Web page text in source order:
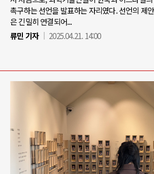
촉구하는 선언을 발표하는 자리였다. 선언의 제
은 긴밀히 연결되어...
류민 기자
2025.04.21. 14:00